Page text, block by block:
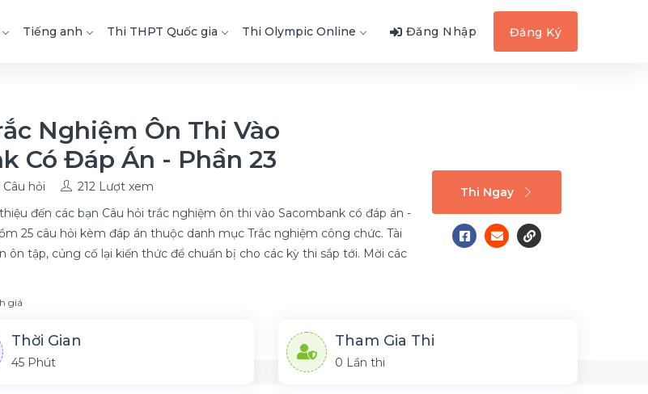
Tiếng anh Thi THPT Quốc gia Thi Olympic Online Đăng Nhập Đăng Ký
Nghiệm Ôn Thi Vào
Có Đáp Án - Phần 23
Câu hỏi
212 Lượt xem
đến các bạn Câu hỏi trắc nghiệm ôn thi vào Sacombank có đáp án -
25 câu hỏi kèm đáp án thuộc danh mục Trắc nghiệm công chức. Tài
ôn tập, củng cố lại kiến thức để chuẩn bị cho các kỳ thi sắp tới. Mời các
giá
Thi Ngay
Thời Gian
45 Phút
Tham Gia Thi
0 Lần thi